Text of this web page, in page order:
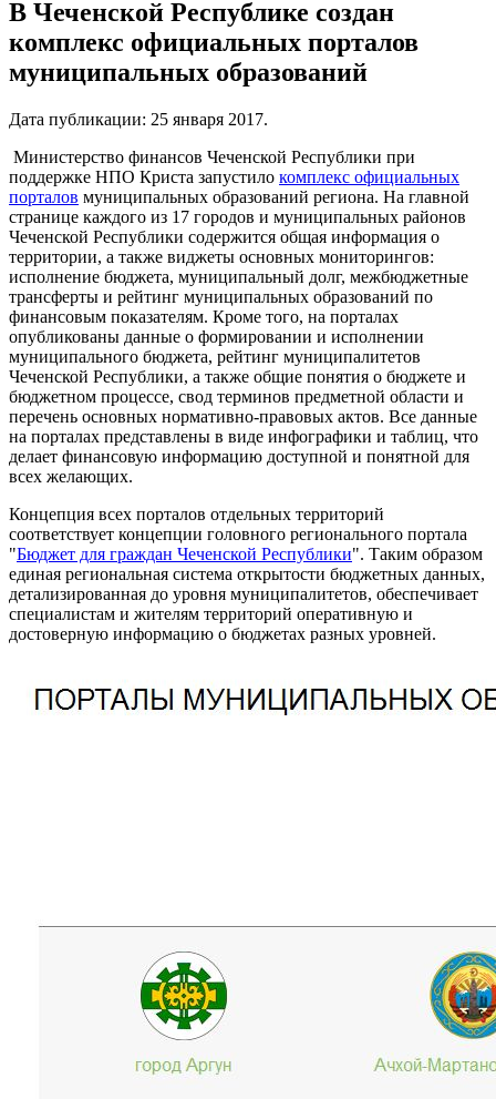
В Чеченской Республике создан
комплекс официальных порталов
муниципальных образований
Дата публикации: 25 января 2017.
Министерство финансов Чеченской Республики при
поддержке НПО Криста запустило комплекс официальных
порталов муниципальных образований региона. На главной
странице каждого из 17 городов и муниципальных районов
Чеченской Республики содержится общая информация о
территории, а также виджеты основных мониторингов:
исполнение бюджета, муниципальный долг, межбюджетные
трансферты и рейтинг муниципальных образований по
финансовым показателям. Кроме того, на порталах
опубликованы данные о формировании и исполнении
муниципального бюджета, рейтинг муниципалитетов
Чеченской Республики, а также общие понятия о бюджете и
бюджетном процессе, свод терминов предметной области и
перечень основных нормативно-правовых актов. Все данные
на порталах представлены в виде инфографики и таблиц, что
делает финансовую информацию доступной и понятной для
всех желающих.
Концепция всех порталов отдельных территорий
соответствует концепции головного регионального портала
"Бюджет для граждан Чеченской Республики". Таким образом
единая региональная система открытости бюджетных данных,
детализированная до уровня муниципалитетов, обеспечивает
специалистам и жителям территорий оперативную и
достоверную информацию о бюджетах разных уровней.